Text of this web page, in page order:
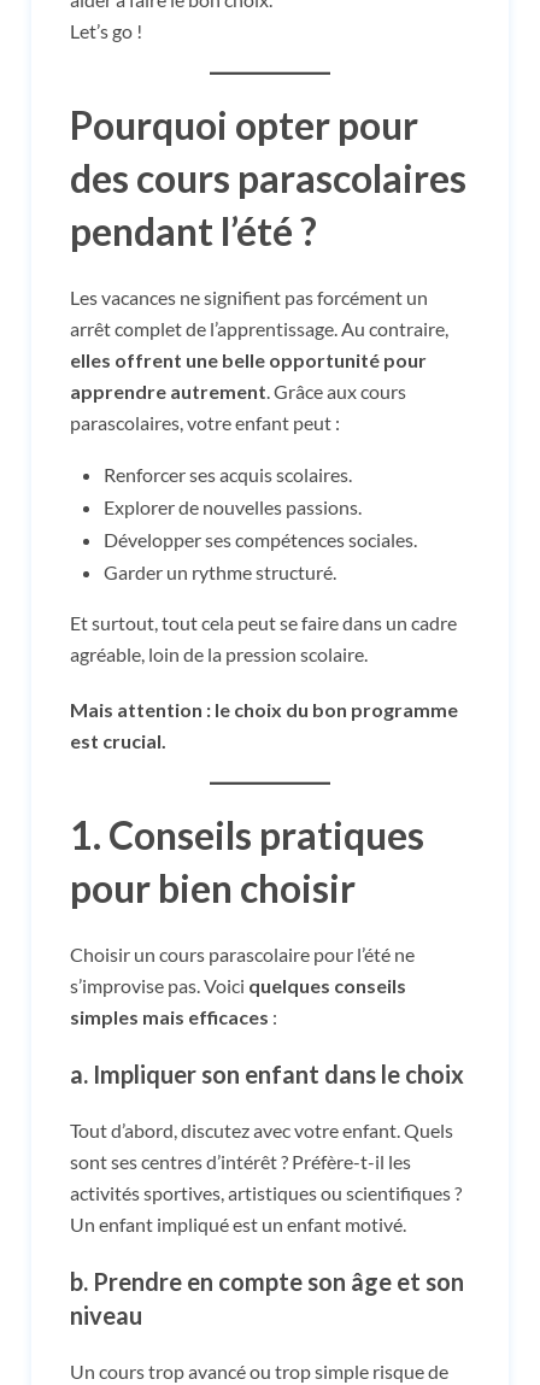
Let’s go !
Pourquoi opter pour
des cours parascolaires
pendant l’été ?
Les vacances ne signifient pas forcément un
arrêt complet de l’apprentissage. Au contraire,
elles offrent une belle opportunité pour
apprendre autrement. Grâce aux cours
parascolaires, votre enfant peut :
Renforcer ses acquis scolaires.
Explorer de nouvelles passions.
Développer ses compétences sociales.
Garder un rythme structuré.
Et surtout, tout cela peut se faire dans un cadre
agréable, loin de la pression scolaire.
Mais attention : le choix du bon programme
est crucial.
1. Conseils pratiques
pour bien choisir
Choisir un cours parascolaire pour l’été ne
s’improvise pas. Voici quelques conseils
simples mais efficaces :
a. Impliquer son enfant dans le choix
Tout d’abord, discutez avec votre enfant. Quels
sont ses centres d’intérêt ? Préfère-t-il les
activités sportives, artistiques ou scientifiques ?
Un enfant impliqué est un enfant motivé.
b. Prendre en compte son âge et son
niveau
Un cours trop avancé ou trop simple risque de